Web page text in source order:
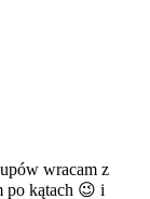
wracam z
po kątach 😉 i